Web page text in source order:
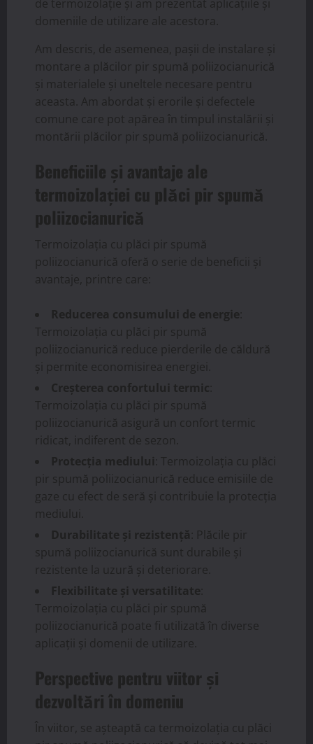
de termoizolație și am prezentat aplicațiile și
domeniile de utilizare ale acestora.
Am descris, de asemenea, pașii de instalare și
montare a plăcilor pir spumă poliizocianurică
și materialele și uneltele necesare pentru
aceasta. Am abordat și erorile și defectele
comune care pot apărea în timpul instalării și
montării plăcilor pir spumă poliizocianurică.
Beneficiile și avantaje ale
termoizolației cu plăci pir spumă
poliizocianurică
Termoizolația cu plăci pir spumă
poliizocianurică oferă o serie de beneficii și
avantaje, printre care:
Reducerea consumului de energie
Termoizolația cu plăci pir spumă
poliizocianurică reduce pierderile de căldură
și permite economisirea energiei.
Creșterea confortului termic
Termoizolația cu plăci pir spumă
poliizocianurică asigură un confort termic
ridicat, indiferent de sezon.
Protecția mediului : Termoizolația cu plăci
pir spumă poliizocianurică reduce emisiile de
gaze cu efect de seră și contribuie la protecția
mediului.
Durabilitate și rezistență : Plăcile pir
spumă poliizocianurică sunt durabile și
rezistente la uzură și deteriorare.
Flexibilitate și versatilitate
Termoizolația cu plăci pir spumă
poliizocianurică poate fi utilizată în diverse
aplicații și domenii de utilizare.
Perspective pentru viitor și
dezvoltări în domeniu
În viitor, se așteaptă ca termoizolația cu plăci